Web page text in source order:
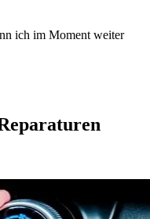
ich im Moment weiter